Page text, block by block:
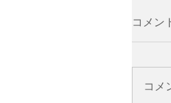
コメン
コメ